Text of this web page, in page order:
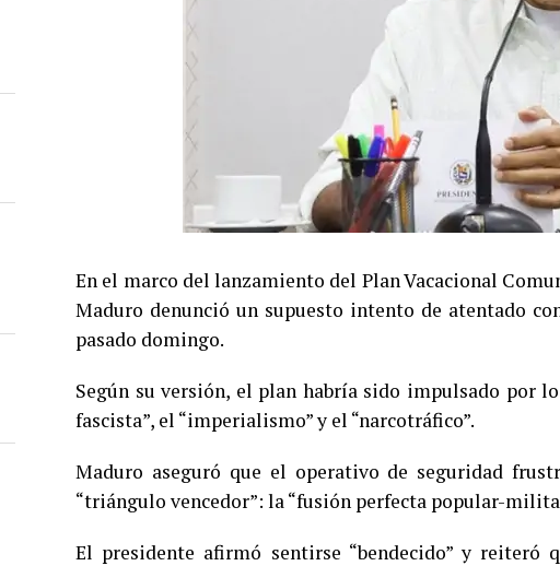
En el marco del lanzamiento del Plan Vacacional
Maduro denunció un supuesto intento de atentado
pasado domingo.
Según su versión, el plan habría sido impulsado por
fascista”, el “imperialismo” y el “narcotráfico”.
Maduro aseguró que el operativo de seguridad
“triángulo vencedor”: la “fusión perfecta popular-
El presidente afirmó sentirse “bendecido” y reiteró